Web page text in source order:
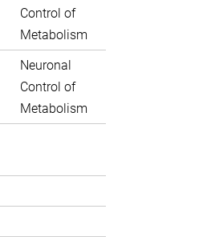
Control of
Metabolism
Neuronal
Control of
Metabolism